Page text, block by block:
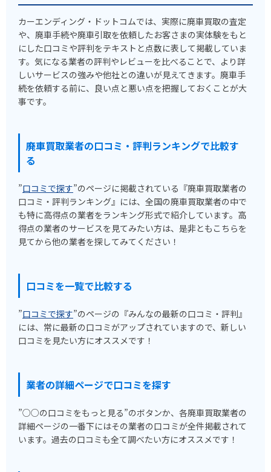
カーエンディング・ドットコムでは、実際に廃車買取の査定
や、廃車手続や廃車引取を依頼したお客さまの実体験をもと
にした口コミや評判をテキストと点数に表して掲載していま
す。気になる業者の評判やレビューを比べることで、より詳
しいサービスの強みや他社との違いが見えてきます。廃車手
続を依頼する前に、良い点と悪い点を把握しておくことが大
事です。
廃車買取業者の口コミ・評判ランキングで比較す
る
”口コミで探す”のページに掲載されている『廃車買取業者の
口コミ・評判ランキング』には、全国の廃車買取業者の中で
も特に高得点の業者をランキング形式で紹介しています。高
得点の業者のサービスを見てみたい方は、是非ともこちらを
見てから他の業者を探してみてください！
口コミを一覧で比較する
”口コミで探す”のページの『みんなの最新の口コミ・評判』
には、常に最新の口コミがアップされていますので、新しい
口コミを見たい方にオススメです！
業者の詳細ページで口コミを探す
”○○の口コミをもっと見る”のボタンか、各廃車買取業者の
詳細ページの一番下にはその業者の口コミが全件掲載されて
います。過去の口コミも全て調べたい方にオススメです！